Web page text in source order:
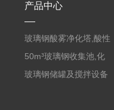
产品中心
玻璃钢酸雾净化塔,酸性
废气洗涤塔处理工艺
50m³玻璃钢收集池,化
粪罐
玻璃钢储罐及搅拌设备